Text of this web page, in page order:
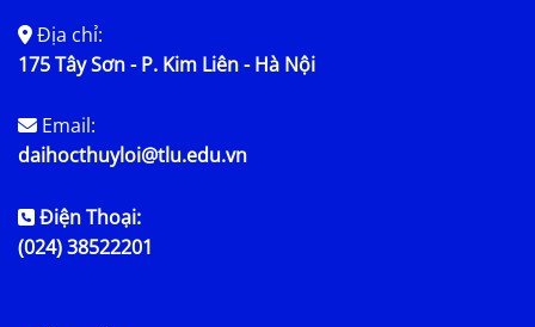
Địa chỉ:
175 Tây Sơn - P. Kim Liên - Hà Nội
Email:
daihocthuyloi@tlu.edu.vn
Điện Thoại:
(024) 38522201